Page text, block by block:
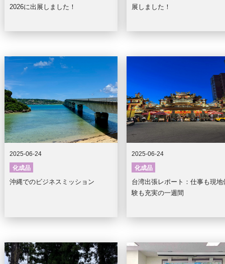
2026に出展しました！
展しました！
2025-06-24
化成品
沖縄でのビジネスミッション
2025-06-24
化成品
台湾出張レポート：仕事も現地
験も充実の一週間